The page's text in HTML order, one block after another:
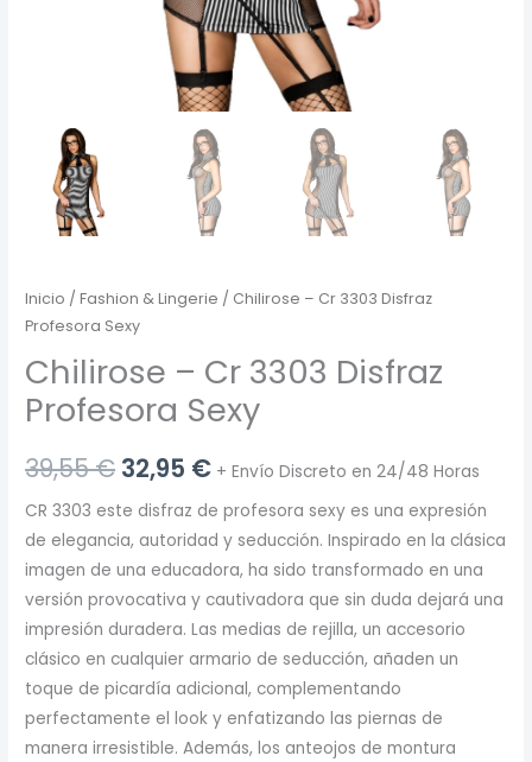
Inicio /Fashion & Lingerie / Chilirose – Cr 3303 Disfraz
Profesora Sexy
Chilirose – Cr 3303 Disfraz
Profesora Sexy
39,55€ El
precio
original
era:
39,55 €.
32,95 €El
precio
actual
es:
32,95 €.
+ Envío Discreto en 24/48 Horas
CR 3303 este disfraz de profesora sexy es una expresión
de elegancia, autoridad y seducción. Inspirado en la clásica
imagen de una educadora, ha sido transformado en una
versión provocativa y cautivadora que sin duda dejará una
impresión duradera. Las medias de rejilla, un accesorio
clásico en cualquier armario de seducción, añaden un
toque de picardía adicional, complementando
perfectamente el look y enfatizando las piernas de
manera irresistible. Además, los anteojos de montura